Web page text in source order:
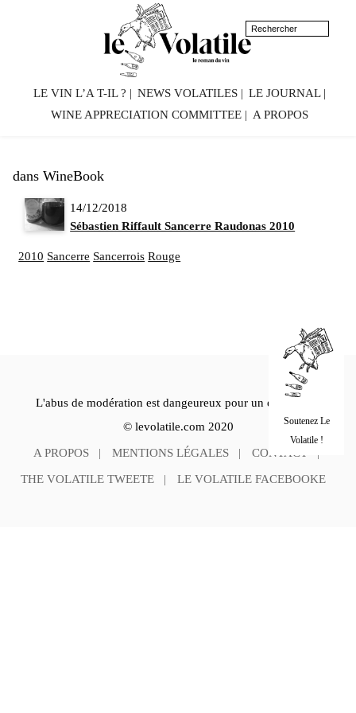
LE VIN L’A T-IL ? NEWS VOLATILES
LE JOURNAL
WINE APPRECIATION COMMITTEE
A PROPOS
dans WineBook
14/12/2018
Sébastien Riffault Sancerre Raudonas 2010
2010 Sancerre Sancerrois Rouge
L'abus de modération est dangeureux pour un esprit sain.
© levolatile.com 2020
A PROPOS MENTIONS LÉGALES CONTACT
THE VOLATILE TWEETE LE VOLATILE FACEBOOKE
Soutenez Le
Volatile !